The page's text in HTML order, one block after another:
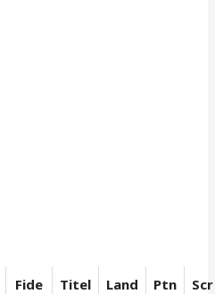
Fide Titel Land Ptn Scr